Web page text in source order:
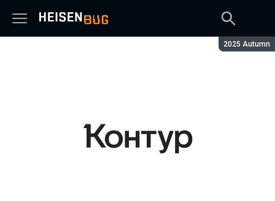
Сезон:
2025 Autumn